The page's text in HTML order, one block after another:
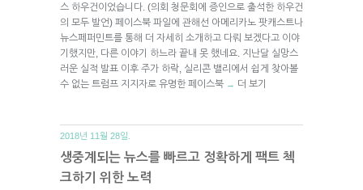
스 하우건이었습니다. (의회 청문회에 증인으로 출석한 하우건
의 모두 발언) 페이스북 파일에 관해선 아메리카노 팟캐스트나
뉴스페퍼민트를 통해 더 자세히 소개하고 다뤄 보겠다고 이야
기했지만, 다른 이야기 하느라 끝내 못 했네요. 지난달 실망스
러운 실적 발표 이후 주가 하락, 실리콘 밸리에서 쉽게 찾아볼
수 없는 트럼프 지지자로 유명한 페이스북 → 더 보기
2018년 11월 28일.
생중계되는 뉴스를 빠르고 정확하게 팩트 첵
크하기 위한 노력